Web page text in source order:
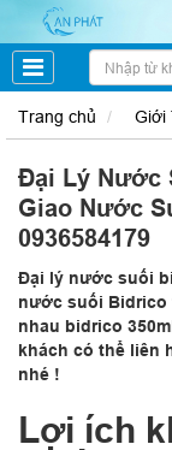
Trang chủ Giới
Đại Lý Nước
Giao Nước
0936584179
Đại lý nước suối
nước suối Bidrico
nhau bidrico
khách có thể liên
nhé !
Lợi ích